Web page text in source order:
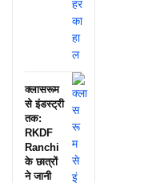
क्लासरूम
से इंडस्ट्री
तक:
RKDF
Ranchi
के छात्रों
ने जानी